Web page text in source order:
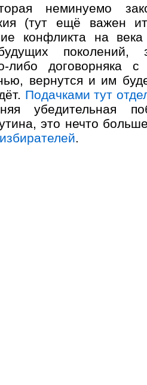
неминуемо
(тут ещё важен
конфликта на
поколений,
либо договорняка
вернутся и им
Подачками тут
убедительная
это нечто
.